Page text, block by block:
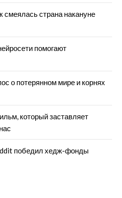
смеялась страна накануне
помогают
о потерянном мире и корнях
который заставляет
победил хедж-фонды